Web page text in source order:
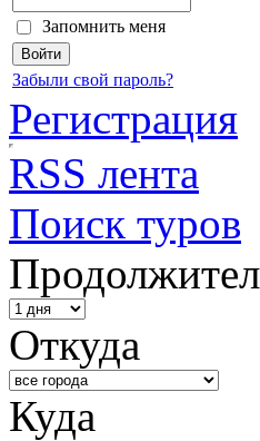
Запомнить меня
Забыли свой пароль?
Регистрация
RSS лента
Поиск туров
Откуда
Куда